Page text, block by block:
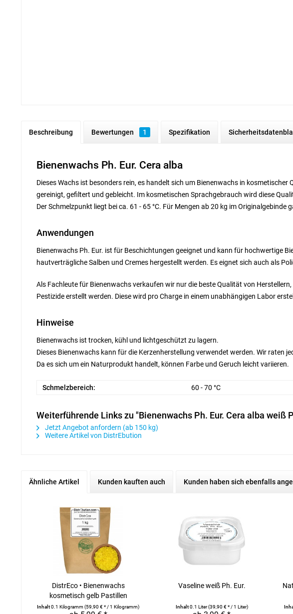
Beschreibung Bewertungen 1 Spezifikation
Bienenwachs Ph. Eur. Cera alba
Dieses Wachs ist besonders rein, es handelt sich um Bienenwachs in
gereinigt, gefiltert und gebleicht. Im kosmetischen Sprachgebrauch wird diese
Der Schmelzpunkt liegt bei ca. 61 - 65 °C. Für Mengen ab 20 kg im
Anwendungen
Bienenwachs Ph. Eur. ist für Beschichtungen geeignet und kann für hochwertige
hautverträgliche Salben und Cremes hergestellt werden. Es eignet sich auch als
Als Fachleute für Bienenwachs verkaufen wir nur die beste Qualität von
Pestizide erstellt werden. Diese wird pro Charge in einem unabhängigen Labor
Hinweise
Bienenwachs ist trocken, kühl und lichtgeschützt zu lagern.
Dieses Bienenwachs kann für die Kerzenherstellung verwendet werden. Wir raten
Da es sich um ein Naturprodukt handelt, können Farbe und Geruch leicht variieren.
Schmelzbereich: 60 - 70 °C
Weiterführende Links zu "Bienenwachs Ph. Eur. Cera alba weiß
Jetzt Angebot anfordern (ab 150 kg)
Weitere Artikel von DistrEbution
Ähnliche Artikel Kunden kauften auch Kunden haben sich ebenfalls
DistrEco • Bienenwachs
kosmetisch gelb Pastillen
Inhalt0.1 Kilogramm(59,90 € * / 1 Kilogramm)
Vaseline weiß Ph. Eur.
Inhalt0.1 Liter(39,90 € * / 1 Liter)